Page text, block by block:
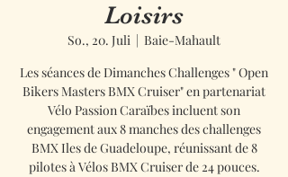
Loisirs
So., 20. Juli
  |
Baie-Mahault
Les séances de Dimanches Challenges " Open
Bikers Masters BMX Cruiser" en partenariat
Vélo Passion Caraïbes incluent son
engagement aux 8 manches des challenges
BMX Iles de Guadeloupe, réunissant de 8
pilotes à Vélos BMX Cruiser de 24 pouces.